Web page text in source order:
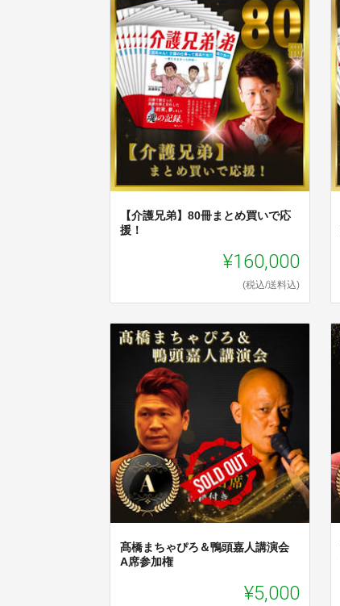
【介護兄弟】80冊まとめ買いで応
援！
¥160,000
(税込/送料込)
髙橋まちゃぴろ＆鴨頭嘉人講演会
A席参加権
¥5,000